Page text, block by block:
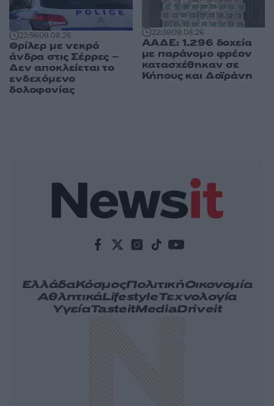
22:5609.08.26
Θρίλερ με νεκρό
άνδρα στις Σέρρες –
Δεν αποκλείεται το
ενδεχόμενο
δολοφονίας
22:3909.08.26
ΑΑΔΕ: 1.296 δοχεία
με παράνομο φρέον
κατασχέθηκαν σε
Κήπους και Δοϊράνη
ΕλλάδαΚόσμοςΠολιτικήΟικονομία
ΑθλητικάLifestyleΤεχνολογία
ΥγείαTasteitMediaDriveit